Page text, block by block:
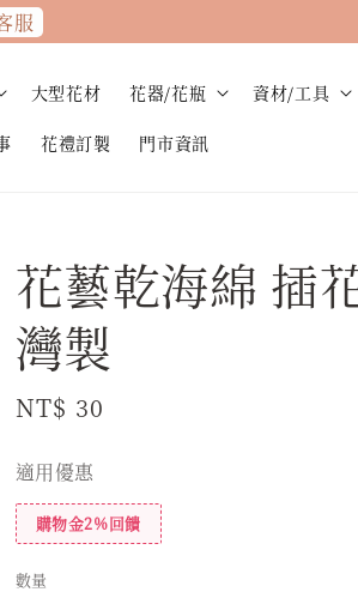
服
大型花材 花器/花瓶 資材/工具
花禮訂製 門市資訊
花藝乾海綿 插
灣製
Regular
NT$ 30
適用優惠
購物金2%回饋
數量